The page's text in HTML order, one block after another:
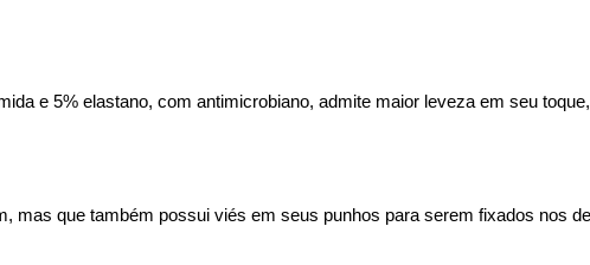
e 5% elastano, com antimicrobiano, admite maior leveza em seu
mas que também possui viés em seus punhos para serem fixados nos